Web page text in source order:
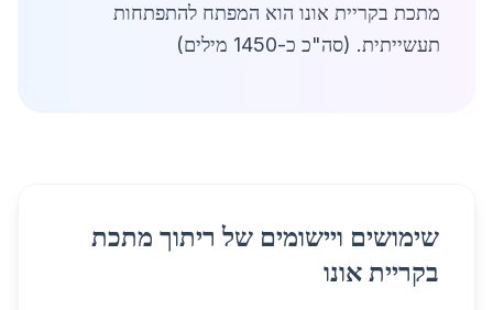
מתכת בקריית אונו הוא המפתח להתפתחות
תעשייתית. (סה"כ כ-1450 מילים)
שימושים ויישומים של ריתוך מתכת
בקריית אונו